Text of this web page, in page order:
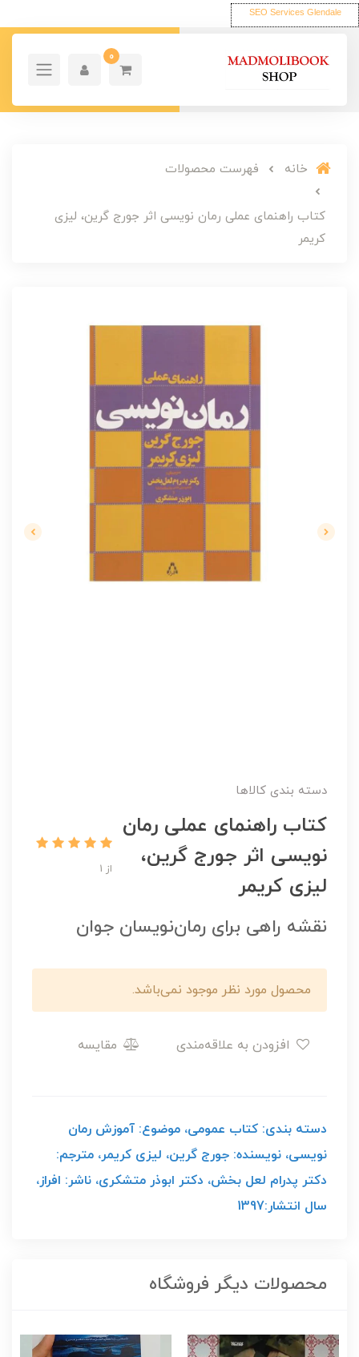
SEO Services Glendale
0
خانه فهرست محصولات
کتاب راهنمای عملی رمان نویسی اثر جورج گرین، لیزی
کریمر
دسته بندی کالاها
کتاب راهنمای عملی رمان
نویسی اثر جورج گرین،
لیزی کریمر
از 1
نقشه راهی برای رمان‌نویسان جوان
محصول مورد نظر موجود نمی‌باشد.
مقایسه
دسته بندی: کتاب عمومی، موضوع: آموزش رمان
نویسی، نویسنده: جورج گرین، لیزی کریمر، مترجم:
دکتر پدرام لعل بخش، دکتر ابوذر متشکری، ناشر: افراز،
سال انتشار:1397
محصولات دیگر فروشگاه